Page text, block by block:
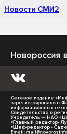
Новости СМИ2
Новороссия
Сетевое издание
зарегистрировано в
информационных
Свидетельство о
Учредитель — НАО
«Главный редактор-
«Шеф-редактор -
Email: